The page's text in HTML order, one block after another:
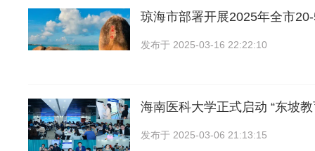
琼海市部署开展2025年全市
发布于 2025-03-16 22:22:10
海南医科大学正式启动 “东坡教
发布于 2025-03-06 21:13:15